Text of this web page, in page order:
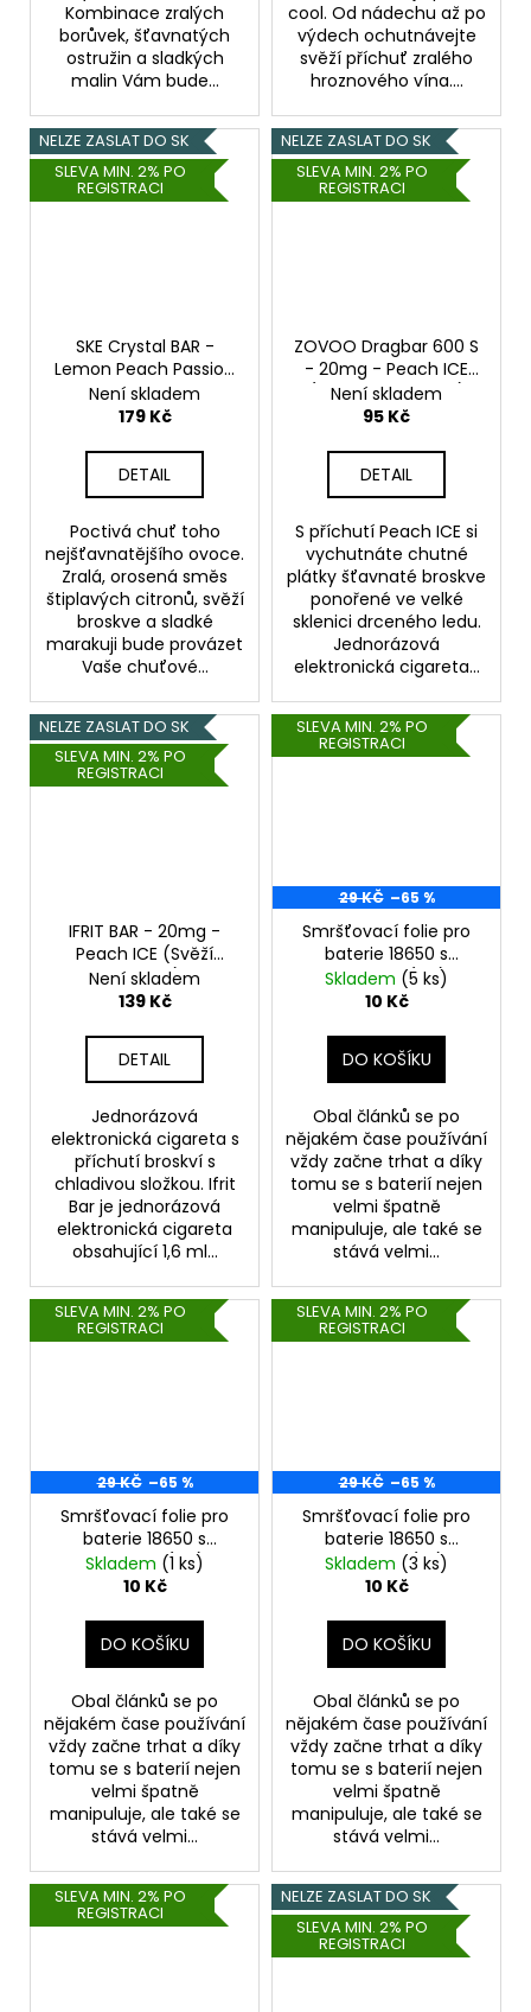
Kombinace zralých
borůvek, šťavnatých
ostružin a sladkých
malin Vám bude...
cool. Od nádechu až po
výdech ochutnávejte
svěží příchuť zralého
hroznového vína....
NELZE ZASLAT DO SK
SLEVA MIN. 2% PO
REGISTRACI
SKE Crystal BAR -
Lemon Peach Passion
Fruit - 20mg
Není skladem
179 Kč
DETAIL
Poctivá chuť toho
nejšťavnatějšího ovoce.
Zralá, orosená směs
štiplavých citronů, svěží
broskve a sladké
marakuji bude provázet
Vaše chuťové...
NELZE ZASLAT DO SK
SLEVA MIN. 2% PO
REGISTRACI
ZOVOO Dragbar 600 S
- 20mg - Peach ICE
(Chladivá broskev)
Není skladem
95 Kč
DETAIL
S příchutí Peach ICE si
vychutnáte chutné
plátky šťavnaté broskve
ponořené ve velké
sklenici drceného ledu.
Jednorázová
elektronická cigareta...
NELZE ZASLAT DO SK
SLEVA MIN. 2% PO
REGISTRACI
IFRIT BAR - 20mg -
Peach ICE (Svěží
broskev)
Není skladem
139 Kč
DETAIL
Jednorázová
elektronická cigareta s
příchutí broskví s
chladivou složkou. Ifrit
Bar je jednorázová
elektronická cigareta
obsahující 1,6 ml...
SLEVA MIN. 2% PO
REGISTRACI
29 KČ –65 %
Smršťovací folie pro
baterie 18650 s
potiskem (C3)
Skladem (5 ks)
10 Kč
DO KOŠÍKU
Obal článků se po
nějakém čase používání
vždy začne trhat a díky
tomu se s baterií nejen
velmi špatně
manipuluje, ale také se
stává velmi...
SLEVA MIN. 2% PO
REGISTRACI
29 KČ –65 %
Smršťovací folie pro
baterie 18650 s
potiskem (C2)
Skladem (1 ks)
10 Kč
DO KOŠÍKU
Obal článků se po
nějakém čase používání
vždy začne trhat a díky
tomu se s baterií nejen
velmi špatně
manipuluje, ale také se
stává velmi...
SLEVA MIN. 2% PO
REGISTRACI
29 KČ –65 %
Smršťovací folie pro
baterie 18650 s
potiskem (C1)
Skladem (3 ks)
10 Kč
DO KOŠÍKU
Obal článků se po
nějakém čase používání
vždy začne trhat a díky
tomu se s baterií nejen
velmi špatně
manipuluje, ale také se
stává velmi...
SLEVA MIN. 2% PO
REGISTRACI
NELZE ZASLAT DO SK
SLEVA MIN. 2% PO
REGISTRACI